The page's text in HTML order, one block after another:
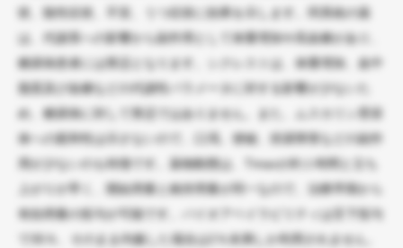
状、陰性症状、不安、うつ症状に効果を示します。同系統の薬
は、代謝系への影響から副作用として体重増加や高血糖があり、
糖尿病患者には禁忌となります。シクレストは、体重増加、血中
脂質及び血糖などの代謝性パラメータに対する影響が少ないた
め、糖尿病に対して禁忌ではありません。また、ムスカリン受容
体への親和性は示さないので、口渇、便秘、排尿障害などの副作
用が少ないのも特徴です。薬物動態は、Tmaxが約１時間と立ち
上がりが早く、開始用量と維持用量が同一なので、治療早期から
有効用量の投与が可能です。バイオアベイラビリティは舌下投与
で35％、そのまま内服した場合は2％未満しか利用されません。